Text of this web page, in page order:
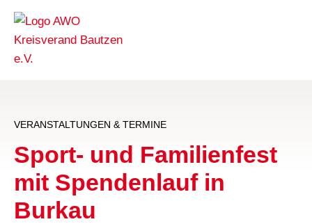
VERANSTALTUNGEN & TERMINE
Sport- und Familienfest
mit Spendenlauf in
Burkau